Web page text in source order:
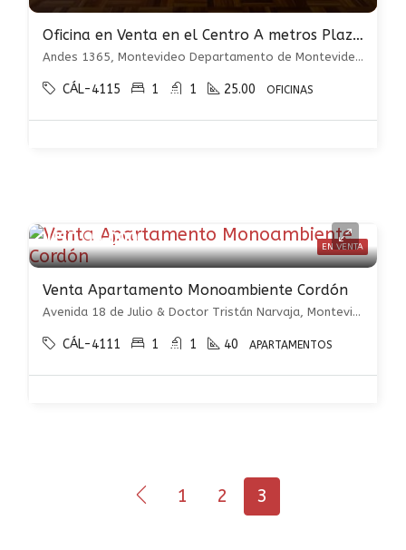
Oficina en Venta en el Centro A metros Plaza Independencia
Andes 1365, Montevideo Departamento de Montevideo, Uruguay, , Centro
CÁL-4115 1 1 25.00 OFICINAS
EN VENTA
USD 95.000
Venta Apartamento Monoambiente Cordón
Avenida 18 de Julio & Doctor Tristán Narvaja, Montevideo Departamento de Montevideo, Uruguay, , Cordón
CÁL-4111 1 1 40 APARTAMENTOS
1 2 3